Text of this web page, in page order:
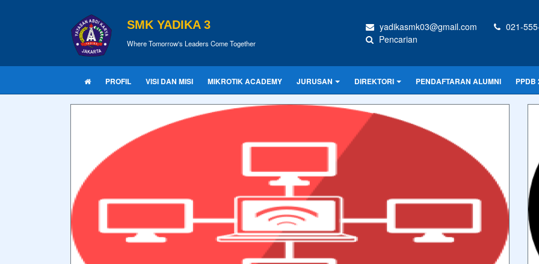
SMK YADIKA 3
Where Tomorrow's Leaders Come Together
yadikasmk03@gmail.com 021-
Pencarian
PROFIL VISI DAN MISI MIKROTIK ACADEMY JURUSAN DIREKTORI PENDAFTARAN ALUMNI PPDB